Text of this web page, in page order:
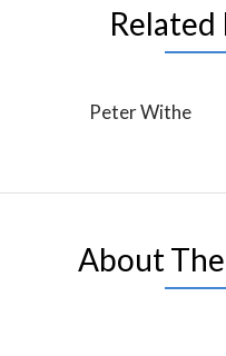
Related
Peter Withe
About